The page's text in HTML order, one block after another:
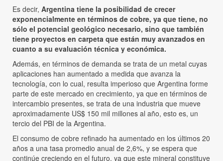
Es decir, Argentina tiene la posibilidad de crecer
exponencialmente en términos de cobre, ya que tiene, no
sólo el potencial geológico necesario, sino que también
tiene proyectos en carpeta que están muy avanzados en
cuanto a su evaluación técnica y económica.
Además, en términos de demanda se trata de un metal cuyas
aplicaciones han aumentado a medida que avanza la
tecnología, con lo cual, resulta imperioso que Argentina forme
parte de este mercado en crecimiento, ya que en términos de
intercambio presentes, se trata de una industria que mueve
aproximadamente US$ 150 mil millones al año, esto es, un
tercio del PBI de la Argentina.
El consumo de cobre refinado ha aumentado en los últimos 20
años a una tasa promedio anual de 2,6%, y se espera que
continúe creciendo en el futuro, ya que este mineral constituye